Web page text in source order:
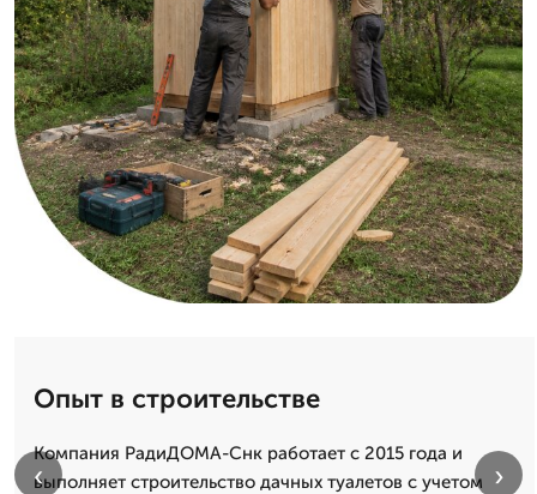
Опыт в строительстве
Компания РадиДОМА-Снк работает с 2015 года и
выполняет строительство дачных туалетов с учетом
‹ ›